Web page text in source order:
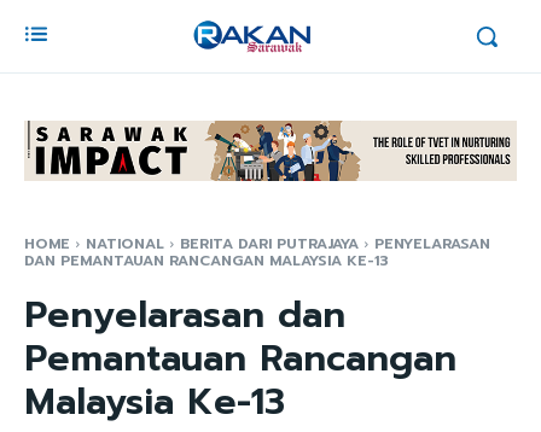
HOME NATIONAL BERITA DARI PUTRAJAYA PENYELARASAN
DAN PEMANTAUAN RANCANGAN MALAYSIA KE-13
Penyelarasan dan
Pemantauan Rancangan
Malaysia Ke-13